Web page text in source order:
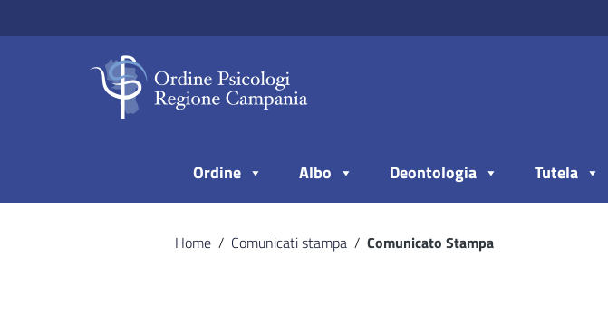
Vai al menu di navigazione
Vai al footer
Ordine Albo Deontologia Tutela
Home / Comunicati stampa / Comunicato Stampa